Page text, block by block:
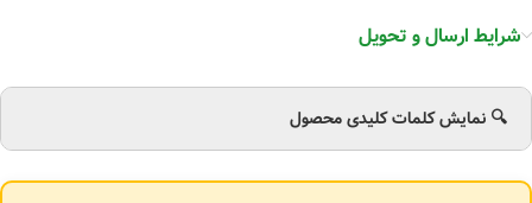
شرایط ارسال و تحویل
🔍 نمایش کلمات کلیدی محصول